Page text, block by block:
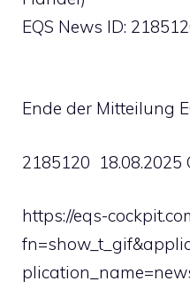
EQS News ID:
Ende der Mitteilung
2185120 18.08.2025
https://eqs-